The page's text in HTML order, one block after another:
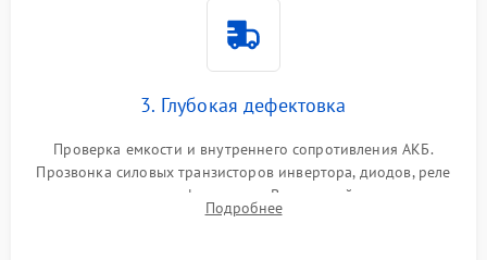
3. Глубокая дефектовка
Проверка емкости и внутреннего сопротивления АКБ.
Прозвонка силовых транзисторов инвертора, диодов, реле
переключения и трансформатора. Визуальный поиск вздутых
конденсаторов и прогаров на печатной плате.
Подробнее